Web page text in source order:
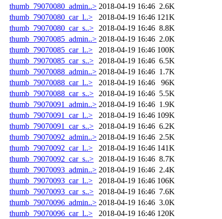
thumb_79070080_admin..> 2018-04-19 16:46 2.6K
thumb_79070080_car_l..>
2018-04-19 16:46 121K
thumb_79070080_car_s..>
2018-04-19 16:46 8.8K
thumb_79070085_admin..> 2018-04-19 16:46 2.0K
thumb_79070085_car_l..>
2018-04-19 16:46 100K
thumb_79070085_car_s..>
2018-04-19 16:46 6.5K
thumb_79070088_admin..> 2018-04-19 16:46 1.7K
thumb_79070088_car_l..>
2018-04-19 16:46
96K
thumb_79070088_car_s..>
2018-04-19 16:46 5.5K
thumb_79070091_admin..> 2018-04-19 16:46 1.9K
thumb_79070091_car_l..>
2018-04-19 16:46 109K
thumb_79070091_car_s..>
2018-04-19 16:46 6.2K
thumb_79070092_admin..> 2018-04-19 16:46 2.5K
thumb_79070092_car_l..>
2018-04-19 16:46 141K
thumb_79070092_car_s..>
2018-04-19 16:46 8.7K
thumb_79070093_admin..> 2018-04-19 16:46 2.4K
thumb_79070093_car_l..>
2018-04-19 16:46 106K
thumb_79070093_car_s..>
2018-04-19 16:46 7.6K
thumb_79070096_admin..> 2018-04-19 16:46 3.0K
thumb_79070096_car_l..>
2018-04-19 16:46 120K